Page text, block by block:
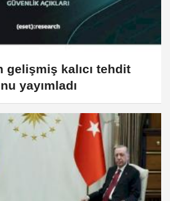
gelişmiş kalıcı tehdit
yayımladı